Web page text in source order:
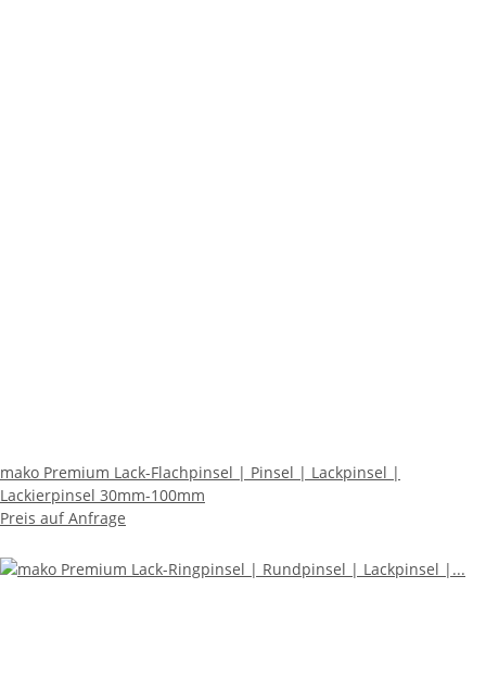
mako Premium Lack-Flachpinsel | Pinsel | Lackpinsel |
Lackierpinsel 30mm-100mm
Preis auf Anfrage